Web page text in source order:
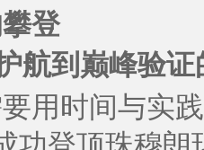
登
航到巅峰验
用时间与实